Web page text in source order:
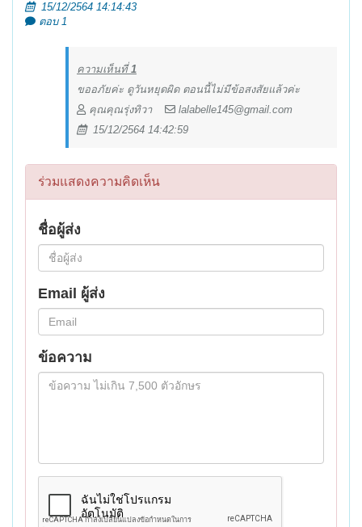
15/12/2564 14:14:43
ตอบ 1
ความเห็นที่1
ขออภัยค่ะ ดูวันหยุดผิด ตอนนี้ไม่มีข้อสงสัยแล้วค่ะ
คุณคุณรุ่งทิวา
lalabelle145@gmail.com
15/12/2564 14:42:59
ร่วมแสดงความคิดเห็น
ชื่อผู้ส่ง
Email ผู้ส่ง
ข้อความ